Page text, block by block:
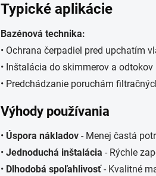
Typické aplikácie
Bazénová technika:
• Ochrana čerpadiel pred upchatím
• Inštalácia do skimmerov a odtokov
• Predchádzanie poruchám
Výhody používania
• Úspora nákladov - Menej častá
• Jednoduchá inštalácia - Rýchle
• Dlhodobá spoľahlivosť - Kvalitné